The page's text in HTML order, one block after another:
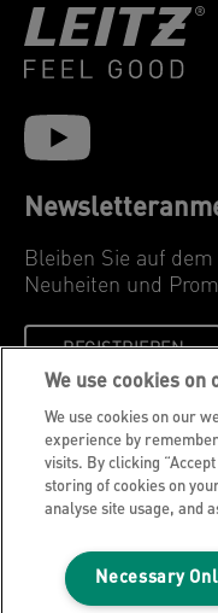
Bleiben Sie auf
Neuheiten und
REGISTRIEREN
Cookies
Legal Notice
Meine Daten
We use cookies on
We use cookies on our
experience by
visits. By clicking
storing of cookies on
analyse site usage, and
Necessary